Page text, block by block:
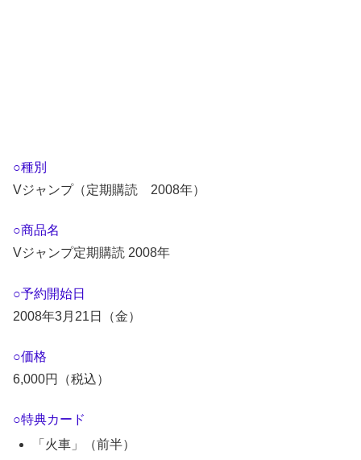
○種別
Vジャンプ（定期購読 2008年）
○商品名
Vジャンプ定期購読 2008年
○予約開始日
2008年3月21日（金）
○価格
6,000円（税込）
○特典カード
「火車」（前半）